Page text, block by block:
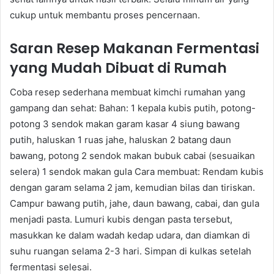
cukup untuk membantu proses pencernaan.
Saran Resep Makanan Fermentasi
yang Mudah Dibuat di Rumah
Coba resep sederhana membuat kimchi rumahan yang
gampang dan sehat: Bahan: 1 kepala kubis putih, potong-
potong 3 sendok makan garam kasar 4 siung bawang
putih, haluskan 1 ruas jahe, haluskan 2 batang daun
bawang, potong 2 sendok makan bubuk cabai (sesuaikan
selera) 1 sendok makan gula Cara membuat: Rendam kubis
dengan garam selama 2 jam, kemudian bilas dan tiriskan.
Campur bawang putih, jahe, daun bawang, cabai, dan gula
menjadi pasta. Lumuri kubis dengan pasta tersebut,
masukkan ke dalam wadah kedap udara, dan diamkan di
suhu ruangan selama 2-3 hari. Simpan di kulkas setelah
fermentasi selesai.